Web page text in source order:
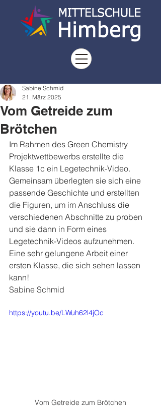
Vom Getreide zum
Brötchen
Sabine Schmid
21. März 2025
Im Rahmen des Green Chemistry
Projektwettbewerbs erstellte die
Klasse 1c ein Legetechnik-Video.
Gemeinsam überlegten sie sich eine
passende Geschichte und erstellten
die Figuren, um im Anschluss die
verschiedenen Abschnitte zu proben
und sie dann in Form eines
Legetechnik-Videos aufzunehmen.
Eine sehr gelungene Arbeit einer
ersten Klasse, die sich sehen lassen
kann!
Sabine Schmid
https://youtu.be/LWuh62l4jOc
Vom Getreide zum Brötchen